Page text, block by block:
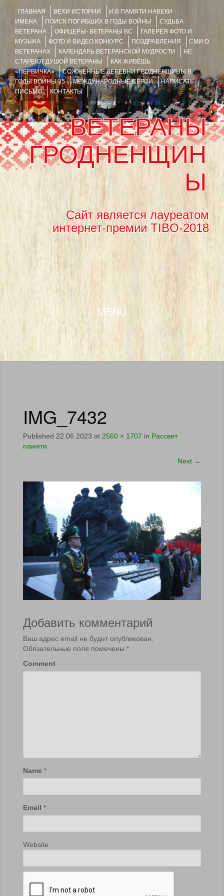
ГЛАВНАЯ ВЕХИ ИСТОРИИ
И В ПАМЯТИ НАВЕКИ
ИМЕНА
ПОИСК ПОГИБШИХ В ГОДЫ ВОЙНЫ
СУДЬБА
ВЕТЕРАНА
ОФИЦЕРЫ- ВЕТЕРАНЫ ВС
ГАЛЕРЕЯ ФОТО И
МУЗЫКА
ФОТО И ВИДЕО КОНКУРС ПОЗДРАВЛЕНИЯ
СМИ О
ВЕТЕРАНАХ
КАЛЕНДАРЬ ВЕТЕРАНСКОЙ МУДРОСТИ
НЕ
СТАРЕЮТ ДУШОЙ ВЕТЕРАНЫ
КАК ЖИВЁШЬ
«ПЕРВИЧКА»
СОЖЖЁННЫЕ ДЕРЕВНИ ГРОДНЕНЩИНЫ В
ГОДЫ ВОЙНЫ 35
МЕЖДУНАРОДНЫЕ СВЯЗИ
НАПИСАТЬ
ПИСЬМО
КОНТАКТЫ
ВЕТЕРАНЫ
ГРОДНЕНЩИН
Ы
Сайт является лауреатом
интернет-премии TIBO-2018
MENU
SKIP TO CONTENT
IMG_7432
Published 22.06.2023 at 2560 × 1707 in Рассвет
памяти
Next →
Добавить комментарий
Ваш адрес email не будет опубликован.
Обязательные поля помечены *
Comment
Name *
Email *
Website